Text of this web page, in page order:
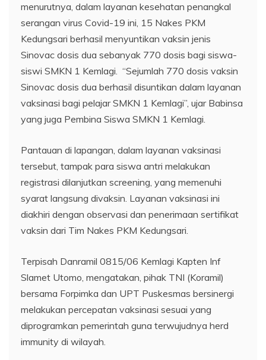
menurutnya, dalam layanan kesehatan penangkal
serangan virus Covid-19 ini, 15 Nakes PKM
Kedungsari berhasil menyuntikan vaksin jenis
Sinovac dosis dua sebanyak 770 dosis bagi siswa-
siswi SMKN 1 Kemlagi. “Sejumlah 770 dosis vaksin
Sinovac dosis dua berhasil disuntikan dalam layanan
vaksinasi bagi pelajar SMKN 1 Kemlagi”, ujar Babinsa
yang juga Pembina Siswa SMKN 1 Kemlagi.
Pantauan di lapangan, dalam layanan vaksinasi
tersebut, tampak para siswa antri melakukan
registrasi dilanjutkan screening, yang memenuhi
syarat langsung divaksin. Layanan vaksinasi ini
diakhiri dengan observasi dan penerimaan sertifikat
vaksin dari Tim Nakes PKM Kedungsari.
Terpisah Danramil 0815/06 Kemlagi Kapten Inf
Slamet Utomo, mengatakan, pihak TNI (Koramil)
bersama Forpimka dan UPT Puskesmas bersinergi
melakukan percepatan vaksinasi sesuai yang
diprogramkan pemerintah guna terwujudnya herd
immunity di wilayah.